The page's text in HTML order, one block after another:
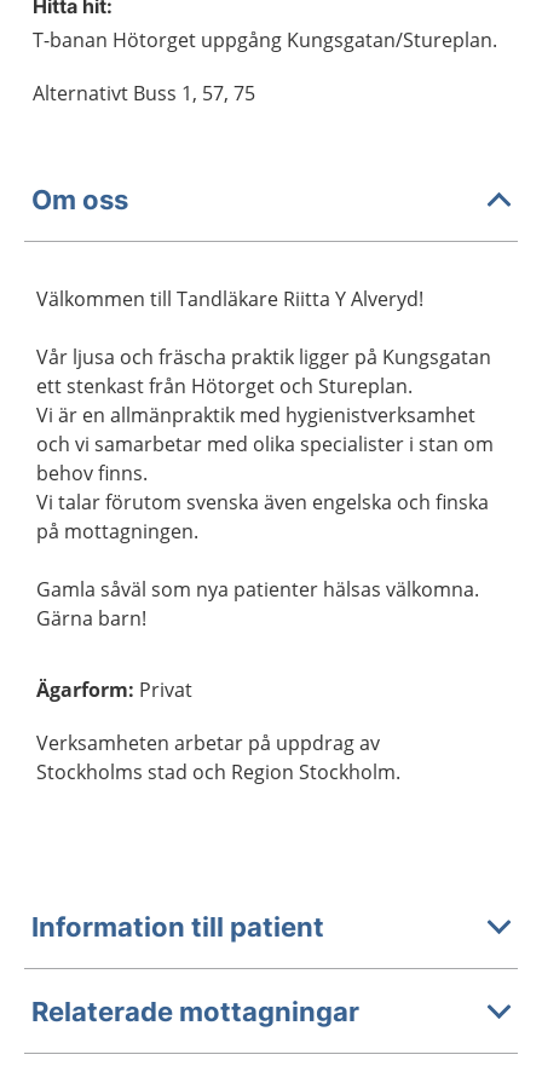
Hitta hit:
T-banan Hötorget uppgång Kungsgatan/Stureplan.
Alternativt Buss 1, 57, 75
Om oss
Välkommen till Tandläkare Riitta Y Alveryd!
Vår ljusa och fräscha praktik ligger på Kungsgatan
ett stenkast från Hötorget och Stureplan.
Vi är en allmänpraktik med hygienistverksamhet
och vi samarbetar med olika specialister i stan om
behov finns.
Vi talar förutom svenska även engelska och finska
på mottagningen.
Gamla såväl som nya patienter hälsas välkomna.
Gärna barn!
Ägarform: Privat
Verksamheten arbetar på uppdrag av
Stockholms stad och Region Stockholm.
Information till patient
Relaterade mottagningar